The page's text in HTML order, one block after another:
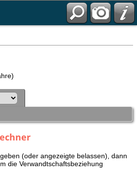
(oder angezeigte belassen), dann
die Verwandtschaftsbeziehung